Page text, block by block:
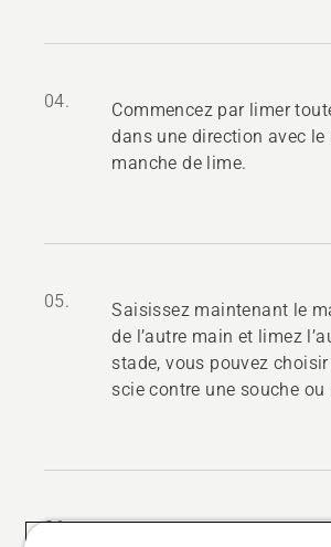
04.
Commencez par limer
dans une direction avec le
manche de lime.
05.
Saisissez maintenant le
de l’autre main et limez
stade, vous pouvez choisir
scie contre une souche ou
06.